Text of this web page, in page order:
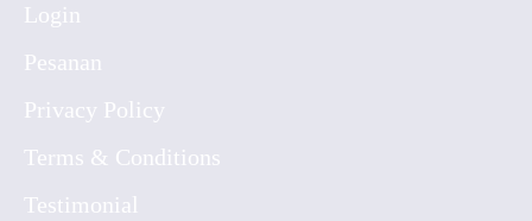
Login
Pesanan
Privacy Policy
Terms & Conditions
Testimonial